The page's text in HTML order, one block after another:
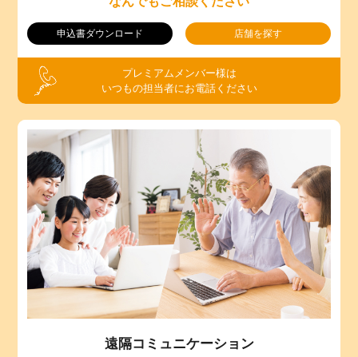
申込書ダウンロード 店舗を探す
プレミアムメンバー様は
いつもの担当者にお電話ください
遠隔コミュニケーション